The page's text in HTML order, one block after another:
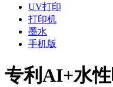
UV打印
打印机
墨水
手机版
专利AI+水